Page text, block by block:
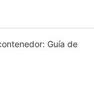
Guía de